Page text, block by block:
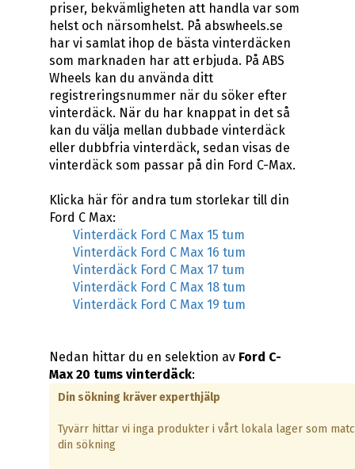
priser, bekvämligheten att handla var som
helst och närsomhelst. På abswheels.se
har vi samlat ihop de bästa vinterdäcken
som marknaden har att erbjuda. På ABS
Wheels kan du använda ditt
registreringsnummer när du söker efter
vinterdäck. När du har knappat in det så
kan du välja mellan dubbade vinterdäck
eller dubbfria vinterdäck, sedan visas de
vinterdäck som passar på din Ford C-Max.
Klicka här för andra tum storlekar till din
Ford C Max:
Vinterdäck Ford C Max 15 tum
Vinterdäck Ford C Max 16 tum
Vinterdäck Ford C Max 17 tum
Vinterdäck Ford C Max 18 tum
Vinterdäck Ford C Max 19 tum
Nedan hittar du en selektion av Ford C-
Max 20 tums vinterdäck:
Din sökning kräver experthjälp
Tyvärr hittar vi inga produkter i vårt lokala lager som
din sökning